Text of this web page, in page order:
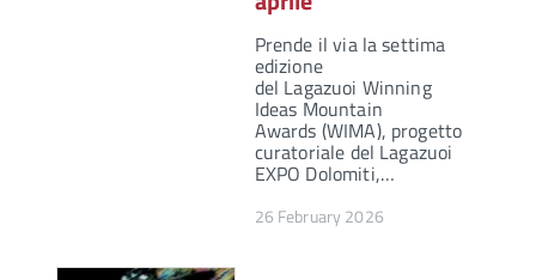
Prende il via la settima
edizione
del Lagazuoi Winning
Ideas Mountain
Awards (WIMA), progetto
curatoriale del Lagazuoi
EXPO Dolomiti,…
26 February 2026